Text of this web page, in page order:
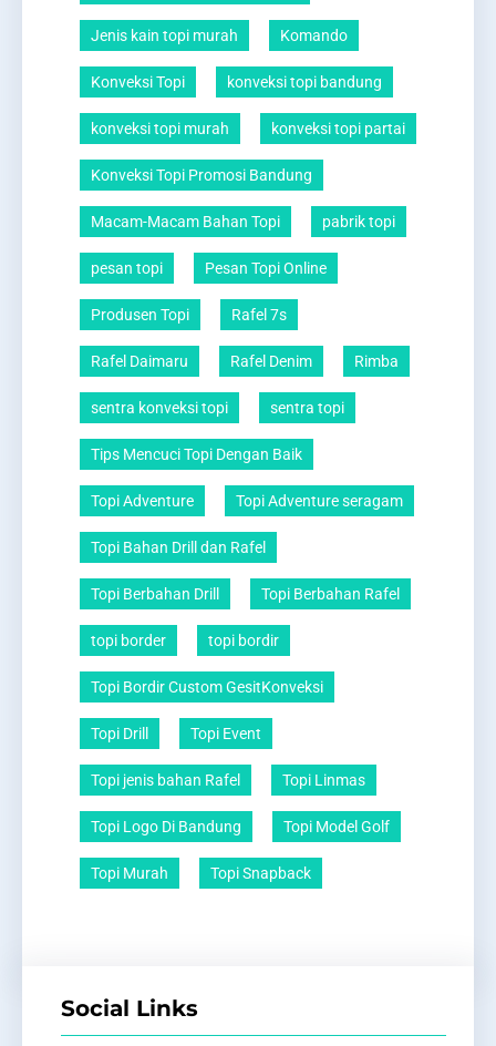
Jenis kain topi murah Komando
Konveksi Topi konveksi topi bandung
konveksi topi murah konveksi topi partai
Konveksi Topi Promosi Bandung
Macam-Macam Bahan Topi pabrik topi
pesan topi Pesan Topi Online
Produsen Topi Rafel 7s
Rafel Daimaru Rafel Denim Rimba
sentra konveksi topi sentra topi
Tips Mencuci Topi Dengan Baik
Topi Adventure Topi Adventure seragam
Topi Bahan Drill dan Rafel
Topi Berbahan Drill Topi Berbahan Rafel
topi border topi bordir
Topi Bordir Custom GesitKonveksi
Topi Drill Topi Event
Topi jenis bahan Rafel Topi Linmas
Topi Logo Di Bandung Topi Model Golf
Topi Murah Topi Snapback
Social Links